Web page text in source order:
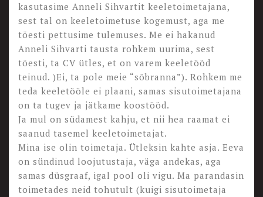
kasutasime Anneli Sihvartit keeletoimetajana,
sest tal on keeletoimetuse kogemust, aga me
tõesti pettusime tulemuses. Me ei hakanud
Anneli Sihvarti tausta rohkem uurima, sest
tõesti, ta CV ütles, et on varem keeletööd
teinud. )Ei, ta pole meie “sõbranna”). Rohkem me
teda keeletööle ei plaani, samas sisutoimetajana
on ta tugev ja jätkame koostööd.
Ja mul on südamest kahju, et nii hea raamat ei
saanud tasemel keeletoimetajat.
Mina ise olin toimetaja. Ütleksin kahte asja. Eeva
on sündinud loojutustaja, väga andekas, aga
samas düsgraaf, igal pool oli vigu. Ma parandasin
toimetades neid tohutult (kuigi sisutoimetaja